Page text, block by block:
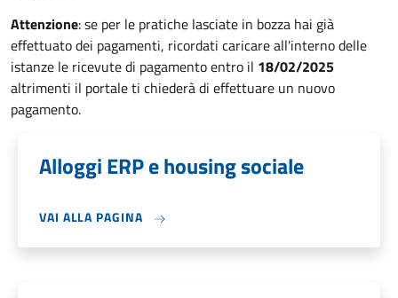
Attenzione: se per le pratiche lasciate in bozza hai già
effettuato dei pagamenti, ricordati caricare all'interno delle
istanze le ricevute di pagamento entro il 18/02/2025
altrimenti il portale ti chiederà di effettuare un nuovo
pagamento.
Alloggi ERP e housing sociale
VAI ALLA PAGINA